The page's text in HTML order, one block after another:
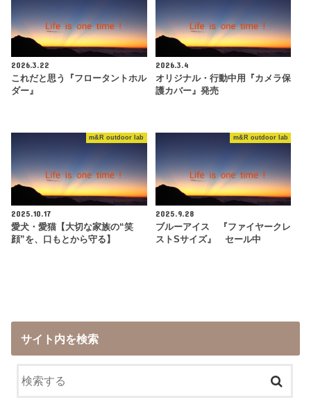
2026.3.22
これだと思う『フロータントホル
ダー』
2026.3.4
オリジナル・行動中用『カメラ保
護カバー』発売
m&R outdoor lab
2025.10.17
愛犬・愛猫【大切な家族の“笑
顔”を、口もとから守る】
m&R outdoor lab
2025.9.28
ブルーアイス 『ファイヤークレ
ストSサイズ』 セール中
サイト内を検索